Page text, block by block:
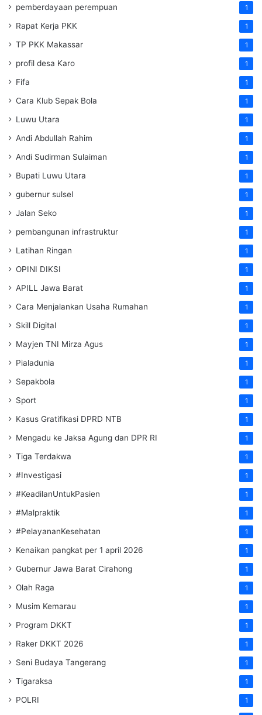
pemberdayaan perempuan 1
Rapat Kerja PKK 1
TP PKK Makassar 1
profil desa Karo 1
Fifa 1
Cara Klub Sepak Bola 1
Luwu Utara 1
Andi Abdullah Rahim 1
Andi Sudirman Sulaiman 1
Bupati Luwu Utara 1
gubernur sulsel 1
Jalan Seko 1
pembangunan infrastruktur 1
Latihan Ringan 1
OPINI DIKSI 1
APILL Jawa Barat 1
Cara Menjalankan Usaha Rumahan 1
Skill Digital 1
Mayjen TNI Mirza Agus 1
Pialadunia 1
Sepakbola 1
Sport 1
Kasus Gratifikasi DPRD NTB 1
Mengadu ke Jaksa Agung dan DPR RI 1
Tiga Terdakwa 1
#Investigasi 1
#KeadilanUntukPasien 1
#Malpraktik 1
#PelayananKesehatan 1
Kenaikan pangkat per 1 april 2026 1
Gubernur Jawa Barat Cirahong 1
Olah Raga 1
Musim Kemarau 1
Program DKKT 1
Raker DKKT 2026 1
Seni Budaya Tangerang 1
Tigaraksa 1
POLRI 1